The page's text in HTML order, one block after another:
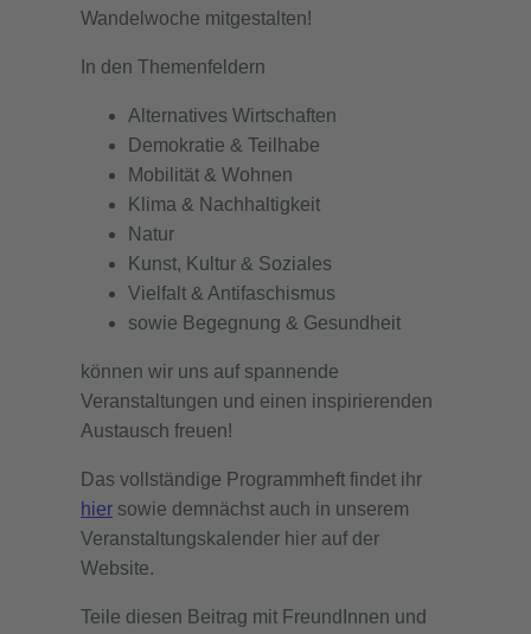
Wandelwoche mitgestalten!
In den Themenfeldern
Alternatives Wirtschaften
Demokratie & Teilhabe
Mobilität & Wohnen
Klima & Nachhaltigkeit
Natur
Kunst, Kultur & Soziales
Vielfalt & Antifaschismus
sowie Begegnung & Gesundheit
können wir uns auf spannende
Veranstaltungen und einen inspirierenden
Austausch freuen!
Das vollständige Programmheft findet ihr
hier sowie demnächst auch in unserem
Veranstaltungskalender hier auf der
Website.
Teile diesen Beitrag mit FreundInnen und